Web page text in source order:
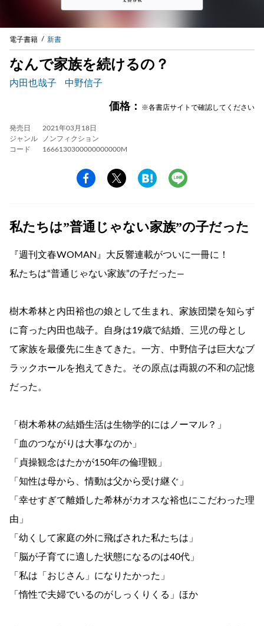
電子書籍 新書
なんで家族を続けるの？
内田也哉子 中野信子
価格： ※各書店サイトで確認してください
発売日
2021年03月18日
ジャンル
ノンフィクション
コード
1666130300000000000M
私たちは”普通じゃない家族”の子だった
『週刊文春WOMAN』大反響連載がついに一冊に！
私たちは“普通じゃない家族”の子だった―
樹木希林と内田裕也の娘として生まれ、家族団欒を知らず
に育った内田也哉子。自身は19歳で結婚、三児の母とし
て家族を最優先に生きてきた。一方、中野信子は巨大なブ
ラックホールを抱えてきた。その原点は両親の不和の記憶
だった。
「樹木希林の結婚生活は生物学的にはノーマル？」
「血のつながりは大事なのか」
「貞操観念はたかが150年の倫理観」
「知性は母から、情動は父から受け継ぐ」
「幸せすぎて離婚した希林がカオスな裕也にこだわった理
由」
「幼くして家庭の外に飛ばされた私たちは」
「脳が子育てに適した状態になるのは40代」
「私は「おじさん」になりたかった」
「惰性で夫婦でいるのがしっくりくる」ほか